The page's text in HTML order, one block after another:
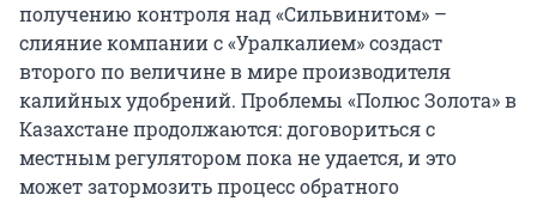
получению контроля над «Сильвинитом» –
слияние компании с «Уралкалием» создаст
второго по величине в мире производителя
калийных удобрений. Проблемы «Полюс Золота» в
Казахстане продолжаются: договориться с
местным регулятором пока не удается, и это
может затормозить процесс обратного